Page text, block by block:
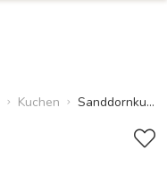
Kuchen Sanddornkuchen